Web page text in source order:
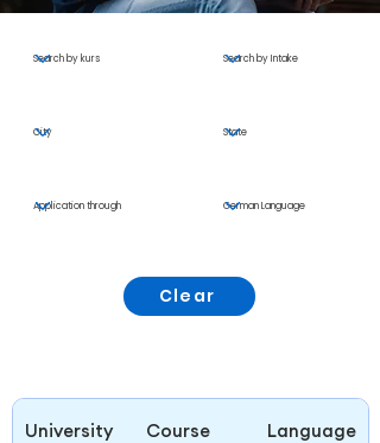
Clear
University Course Language